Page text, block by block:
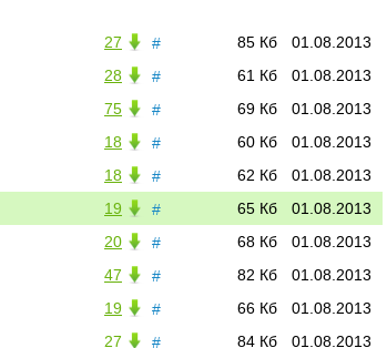
# 01.08.2013
85 Кб
27
#
01.08.2013
61 Кб
28
#
01.08.2013
69 Кб
75
#
01.08.2013
60 Кб
18
#
01.08.2013
62 Кб
18
#
01.08.2013
65 Кб
19
#
01.08.2013
68 Кб
20
#
01.08.2013
82 Кб
47
#
01.08.2013
66 Кб
19
#
01.08.2013
84 Кб
27